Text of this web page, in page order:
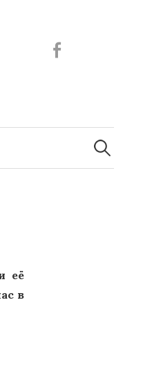
Найти:
её
в